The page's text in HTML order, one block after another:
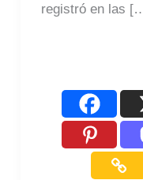
registró en las